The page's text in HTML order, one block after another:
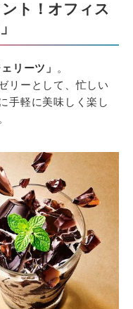
ト！オフィス
ェリーツ」
。
リーとして、忙しい
手軽に美味しく楽し